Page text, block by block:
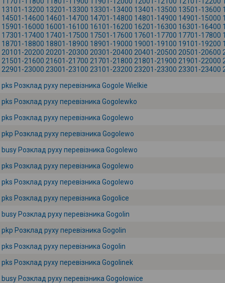
13101-13200 13201-13300 13301-13400 13401-13500 13501-13600
14501-14600 14601-14700 14701-14800 14801-14900 14901-15000
15901-16000 16001-16100 16101-16200 16201-16300 16301-16400
17301-17400 17401-17500 17501-17600 17601-17700 17701-17800
18701-18800 18801-18900 18901-19000 19001-19100 19101-19200
20101-20200 20201-20300 20301-20400 20401-20500 20501-20600
21501-21600 21601-21700 21701-21800 21801-21900 21901-22000
22901-23000 23001-23100 23101-23200 23201-23300 23301-23400
pks Розклад руху перевізника Gogole Wielkie
pks Розклад руху перевізника Gogolewko
pks Розклад руху перевізника Gogolewo
pkp Розклад руху перевізника Gogolewo
busy Розклад руху перевізника Gogolewo
pks Розклад руху перевізника Gogolewo
pks Розклад руху перевізника Gogolewo
pks Розклад руху перевізника Gogolice
busy Розклад руху перевізника Gogolin
pkp Розклад руху перевізника Gogolin
pks Розклад руху перевізника Gogolin
pks Розклад руху перевізника Gogolinek
busy Розклад руху перевізника Gogołowice